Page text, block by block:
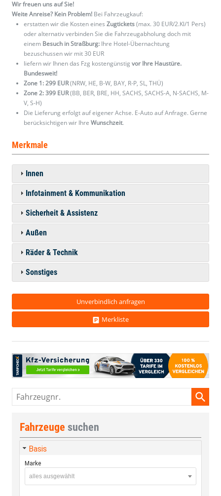
Wir freuen uns auf Sie!
Weite Anreise? Kein Problem! Bei Fahrzeugkauf:
erstatten wir die Kosten eines Zugtickets(max. 30 EUR/2.Kl/1 Pers)
oder alternativ verbinden Sie die Fahrzeugabholung doch mit
einem Besuch in Straßburg: Ihre Hotel-Übernachtung
bezuschussen wir mit 30 EUR
liefern wir Ihnen das Fzg kostengünstig vor Ihre Haustüre.
Bundesweit!
Zone 1: 299 EUR(NRW, HE, B-W, BAY, R-P, SL, THÜ)
Zone 2: 399 EUR(BB, BER, BRE, HH, SACHS, SACHS-A, N-SACHS, M-
V, S-H)
Die Lieferung erfolgt auf eigener Achse. E-Auto auf Anfrage. Gerne
berücksichtigen wir Ihre Wunschzeit.
Merkmale
Innen
Infotainment & Kommunikation
Sicherheit & Assistenz
Außen
Räder & Technik
Sonstiges
Unverbindlich anfragen
Merkliste
Fahrzeugnr.
Fahrzeuge suchen
Basis
Marke
alles ausgewählt